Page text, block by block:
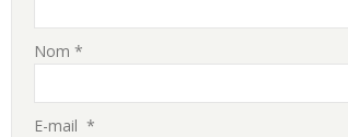
Nom *
E-mail *